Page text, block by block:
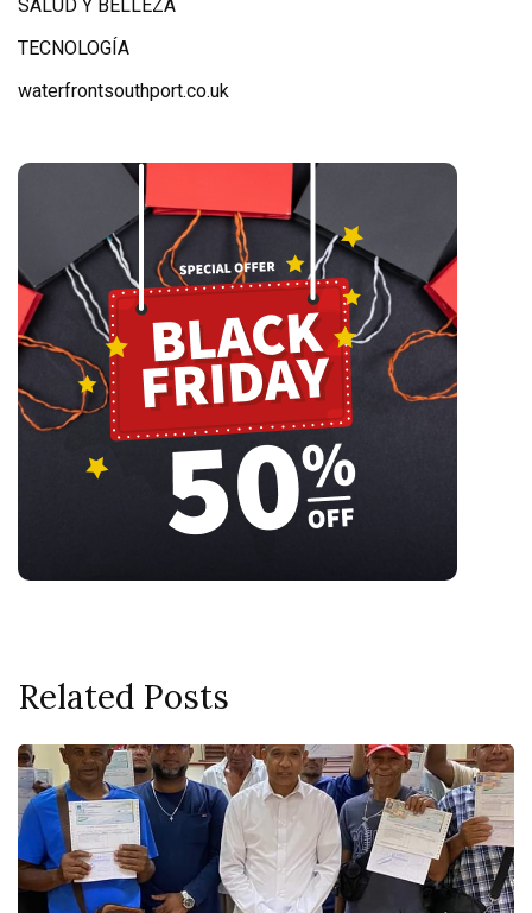
SALUD Y BELLEZA
TECNOLOGÍA
waterfrontsouthport.co.uk
Related Posts